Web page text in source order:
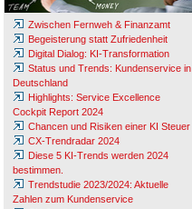
Zwischen Fernweh & Finanzamt
Begeisterung statt Zufriedenheit
Digital Dialog: KI-Transformation
Status und Trends: Kundenservice in
Deutschland
Highlights: Service Excellence
Cockpit Report 2024
Chancen und Risiken einer KI Steuer
CX-Trendradar 2024
Diese 5 KI-Trends werden 2024
bestimmen.
Trendstudie 2023/2024: Aktuelle
Zahlen zum Kundenservice